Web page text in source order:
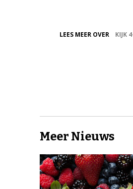
LEES MEER OVER KIJK
Meer Nieuws